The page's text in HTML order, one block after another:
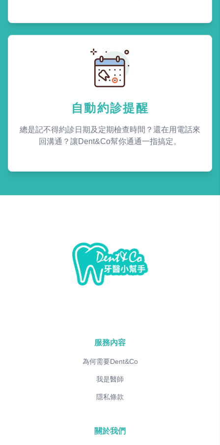
自動約診提醒
總是記不得約診日期及定期檢查時間？還在用電話來
回溝通？讓Dent&Co幫你通通一指搞定。
服務內容
為何需要Dent&Co
我是醫師
隱私條款
關於我們